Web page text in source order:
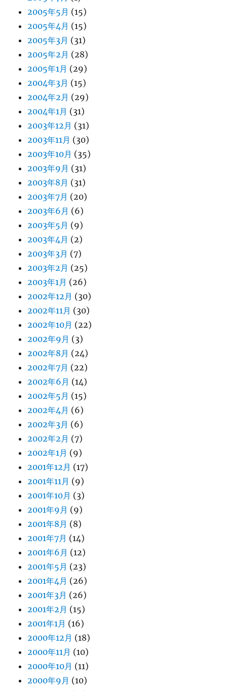
2005年5月 (15)
2005年4月 (15)
2005年3月 (31)
2005年2月 (28)
2005年1月 (29)
2004年3月 (15)
2004年2月 (29)
2004年1月 (31)
2003年12月 (31)
2003年11月 (30)
2003年10月 (35)
2003年9月 (31)
2003年8月 (31)
2003年7月 (20)
2003年6月 (6)
2003年5月 (9)
2003年4月 (2)
2003年3月 (7)
2003年2月 (25)
2003年1月 (26)
2002年12月 (30)
2002年11月 (30)
2002年10月 (22)
2002年9月 (3)
2002年8月 (24)
2002年7月 (22)
2002年6月 (14)
2002年5月 (15)
2002年4月 (6)
2002年3月 (6)
2002年2月 (7)
2002年1月 (9)
2001年12月 (17)
2001年11月 (9)
2001年10月 (3)
2001年9月 (9)
2001年8月 (8)
2001年7月 (14)
2001年6月 (12)
2001年5月 (23)
2001年4月 (26)
2001年3月 (26)
2001年2月 (15)
2001年1月 (16)
2000年12月 (18)
2000年11月 (10)
2000年10月 (11)
2000年9月 (10)